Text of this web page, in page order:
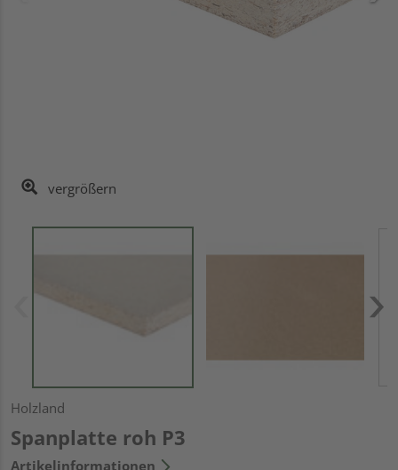
vergrößern
Holzland
Spanplatte roh P3
Artikelinformationen